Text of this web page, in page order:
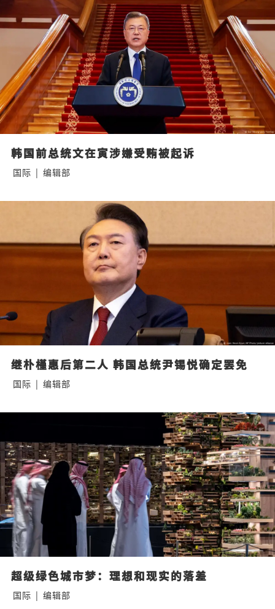
韩国前总统文在寅涉嫌受贿被起诉
国际 | 编辑部
继朴槿惠后第二人 韩国总统尹锡悦确定罢免
国际 | 编辑部
超级绿色城市梦：理想和现实的落差
国际 | 编辑部